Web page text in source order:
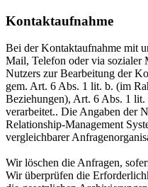
Kontaktaufnahme
Bei der Kontaktaufnahme mit
Mail, Telefon oder via sozialer
Nutzers zur Bearbeitung der
gem. Art. 6 Abs. 1 lit. b. (im
Beziehungen), Art. 6 Abs. 1
verarbeitet.. Die Angaben der
Relationship-Management
vergleichbarer
Wir löschen die Anfragen,
Wir überprüfen die